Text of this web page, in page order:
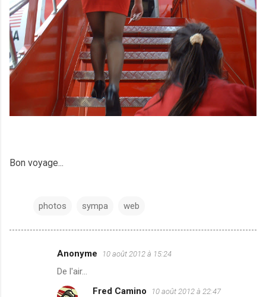
Bon voyage...
photos sympa web
Anonyme 10 août 2012 à 15:24
De l'air...
Fred Camino 10 août 2012 à 22:47